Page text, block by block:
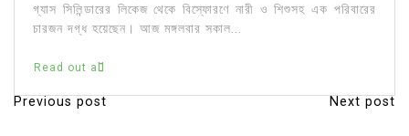
গ্যাস সিলিন্ডারের লিকেজ থেকে বিস্ফোরণে নারী ও শিশুসহ এক পরিবারের
চারজন দগ্ধ হয়েছেন। আজ মঙ্গলবার সকাল...
Read out all
P
Previous post Next post